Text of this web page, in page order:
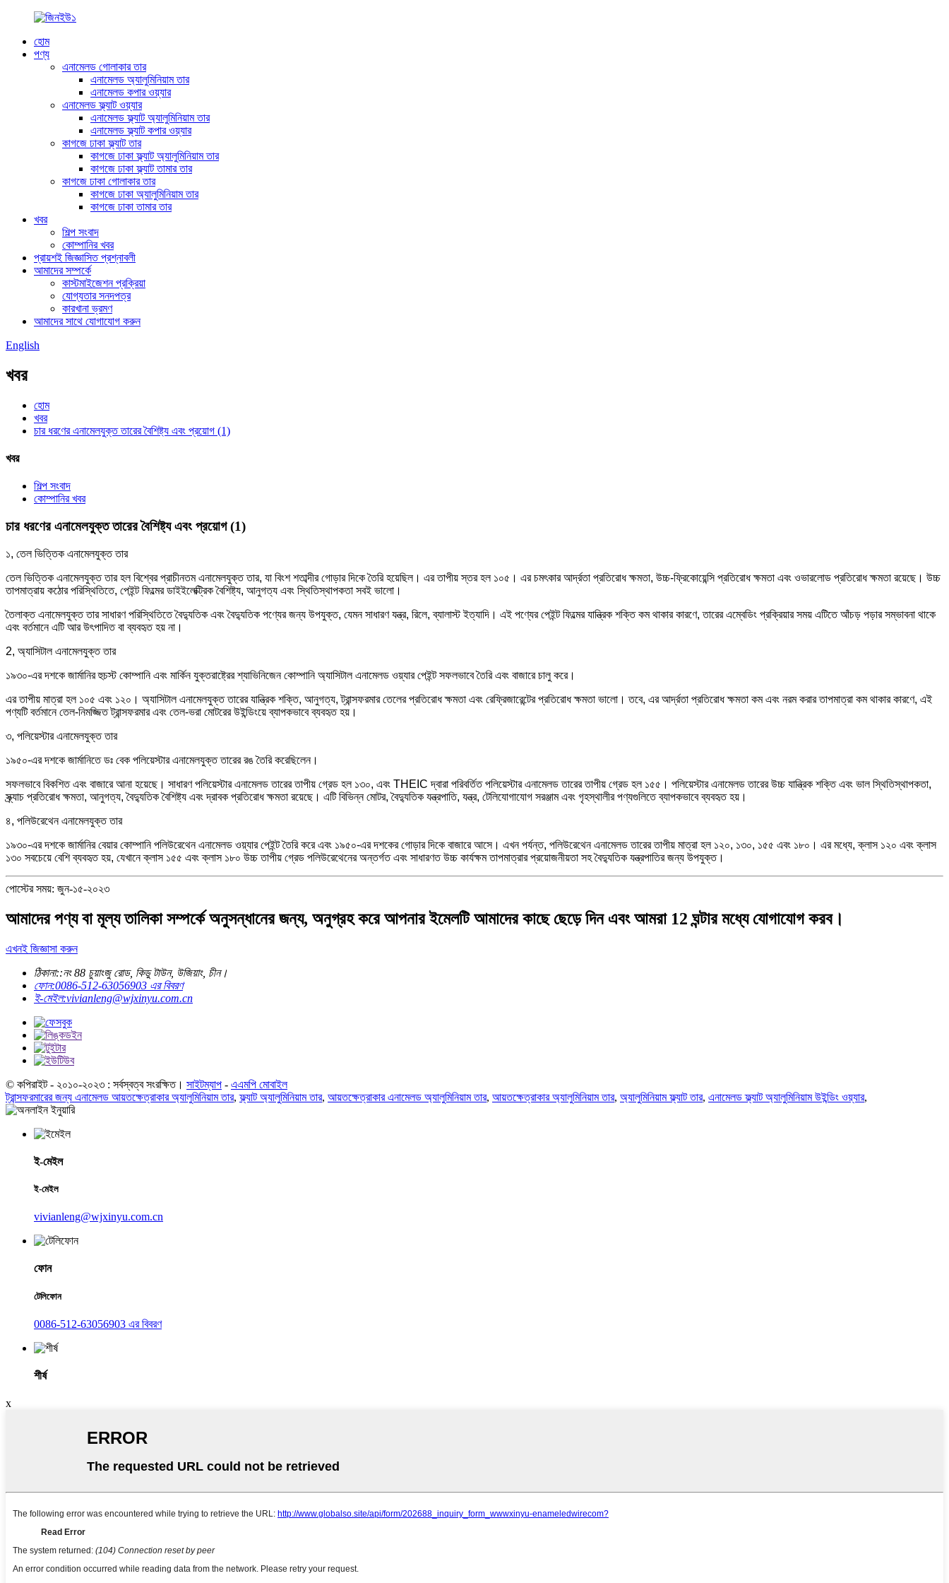
হোম
পণ্য
এনামেলড গোলাকার তার
এনামেলড অ্যালুমিনিয়াম তার
এনামেলড কপার ওয়্যার
এনামেলড ফ্ল্যাট ওয়্যার
এনামেলড ফ্ল্যাট অ্যালুমিনিয়াম তার
এনামেলড ফ্ল্যাট কপার ওয়্যার
কাগজে ঢাকা ফ্ল্যাট তার
কাগজে ঢাকা ফ্ল্যাট অ্যালুমিনিয়াম তার
কাগজে ঢাকা ফ্ল্যাট তামার তার
কাগজে ঢাকা গোলাকার তার
কাগজে ঢাকা অ্যালুমিনিয়াম তার
কাগজে ঢাকা তামার তার
খবর
শিল্প সংবাদ
কোম্পানির খবর
প্রায়শই জিজ্ঞাসিত প্রশ্নাবলী
আমাদের সম্পর্কে
কাস্টমাইজেশন প্রক্রিয়া
যোগ্যতার সনদপত্র
কারখানা ভ্রমণ
আমাদের সাথে যোগাযোগ করুন
English
খবর
হোম
খবর
চার ধরণের এনামেলযুক্ত তারের বৈশিষ্ট্য এবং প্রয়োগ (1)
খবর
শিল্প সংবাদ
কোম্পানির খবর
চার ধরণের এনামেলযুক্ত তারের বৈশিষ্ট্য এবং প্রয়োগ (1)
১, তেল ভিত্তিক এনামেলযুক্ত তার
তেল ভিত্তিক এনামেলযুক্ত তার হল বিশ্বের প্রাচীনতম এনামেলযুক্ত তার, যা বিংশ শতাব্দীর গোড়ার দিকে তৈরি হয়েছিল। এর তাপীয় স্তর হল ১০৫। এর চমৎকার আর্দ্রতা প্রতিরোধ ক্ষমতা, উচ্চ-ফ্রিকোয়েন্সি প্রতিরোধ ক্ষমতা এবং ওভারলোড প্রতিরোধ ক্ষমতা রয়েছে। উচ্চ
তাপমাত্রায় কঠোর পরিস্থিতিতে, পেইন্ট ফিল্মের ডাইইলেক্ট্রিক বৈশিষ্ট্য, আনুগত্য এবং স্থিতিস্থাপকতা সবই ভালো।
তৈলাক্ত এনামেলযুক্ত তার সাধারণ পরিস্থিতিতে বৈদ্যুতিক এবং বৈদ্যুতিক পণ্যের জন্য উপযুক্ত, যেমন সাধারণ যন্ত্র, রিলে, ব্যালাস্ট ইত্যাদি। এই পণ্যের পেইন্ট ফিল্মের যান্ত্রিক শক্তি কম থাকার কারণে, তারের এম্বেডিং প্রক্রিয়ার সময় এটিতে আঁচড় পড়ার সম্ভাবনা থাকে
এবং বর্তমানে এটি আর উৎপাদিত বা ব্যবহৃত হয় না।
2, অ্যাসিটাল এনামেলযুক্ত তার
১৯৩০-এর দশকে জার্মানির হুচস্ট কোম্পানি এবং মার্কিন যুক্তরাষ্ট্রের শ্যাভিনিজেন কোম্পানি অ্যাসিটাল এনামেলড ওয়্যার পেইন্ট সফলভাবে তৈরি এবং বাজারে চালু করে।
এর তাপীয় মাত্রা হল ১০৫ এবং ১২০। অ্যাসিটাল এনামেলযুক্ত তারের যান্ত্রিক শক্তি, আনুগত্য, ট্রান্সফরমার তেলের প্রতিরোধ ক্ষমতা এবং রেফ্রিজারেন্টের প্রতিরোধ ক্ষমতা ভালো। তবে, এর আর্দ্রতা প্রতিরোধ ক্ষমতা কম এবং নরম করার তাপমাত্রা কম থাকার কারণে, এই
পণ্যটি বর্তমানে তেল-নিমজ্জিত ট্রান্সফরমার এবং তেল-ভরা মোটরের উইন্ডিংয়ে ব্যাপকভাবে ব্যবহৃত হয়।
৩, পলিয়েস্টার এনামেলযুক্ত তার
১৯৫০-এর দশকে জার্মানিতে ডঃ বেক পলিয়েস্টার এনামেলযুক্ত তারের রঙ তৈরি করেছিলেন।
সফলভাবে বিকশিত এবং বাজারে আনা হয়েছে। সাধারণ পলিয়েস্টার এনামেলড তারের তাপীয় গ্রেড হল ১৩০, এবং THEIC দ্বারা পরিবর্তিত পলিয়েস্টার এনামেলড তারের তাপীয় গ্রেড হল ১৫৫। পলিয়েস্টার এনামেলড তারের উচ্চ যান্ত্রিক শক্তি এবং ভাল স্থিতিস্থাপকতা,
স্ক্র্যাচ প্রতিরোধ ক্ষমতা, আনুগত্য, বৈদ্যুতিক বৈশিষ্ট্য এবং দ্রাবক প্রতিরোধ ক্ষমতা রয়েছে। এটি বিভিন্ন মোটর, বৈদ্যুতিক যন্ত্রপাতি, যন্ত্র, টেলিযোগাযোগ সরঞ্জাম এবং গৃহস্থালীর পণ্যগুলিতে ব্যাপকভাবে ব্যবহৃত হয়।
৪, পলিউরেথেন এনামেলযুক্ত তার
১৯৩০-এর দশকে জার্মানির বেয়ার কোম্পানি পলিউরেথেন এনামেলড ওয়্যার পেইন্ট তৈরি করে এবং ১৯৫০-এর দশকের গোড়ার দিকে বাজারে আসে। এখন পর্যন্ত, পলিউরেথেন এনামেলড তারের তাপীয় মাত্রা হল ১২০, ১৩০, ১৫৫ এবং ১৮০। এর মধ্যে, ক্লাস ১২০ এবং ক্লাস
১৩০ সবচেয়ে বেশি ব্যবহৃত হয়, যেখানে ক্লাস ১৫৫ এবং ক্লাস ১৮০ উচ্চ তাপীয় গ্রেড পলিউরেথেনের অন্তর্গত এবং সাধারণত উচ্চ কার্যক্ষম তাপমাত্রার প্রয়োজনীয়তা সহ বৈদ্যুতিক যন্ত্রপাতির জন্য উপযুক্ত।
পোস্টের সময়: জুন-১৫-২০২৩
আমাদের পণ্য বা মূল্য তালিকা সম্পর্কে অনুসন্ধানের জন্য, অনুগ্রহ করে আপনার ইমেলটি আমাদের কাছে ছেড়ে দিন এবং আমরা 12 ঘন্টার মধ্যে যোগাযোগ করব।
এখনই জিজ্ঞাসা করুন
ঠিকানা::নং 88 চুয়াংজু রোড, কিডু টাউন, উজিয়াং, চীন।
ফোন:0086-512-63056903 এর বিবরণ
ই-মেইল:vivianleng@wjxinyu.com.cn
© কপিরাইট - ২০১০-২০২৩ : সর্বস্বত্ব সংরক্ষিত। সাইটম্যাপ - এএমপি মোবাইল
ট্রান্সফরমারের জন্য এনামেলড আয়তক্ষেত্রাকার অ্যালুমিনিয়াম তার,ফ্ল্যাট অ্যালুমিনিয়াম তার, আয়তক্ষেত্রাকার এনামেলড অ্যালুমিনিয়াম তার, আয়তক্ষেত্রাকার অ্যালুমিনিয়াম তার, অ্যালুমিনিয়াম ফ্ল্যাট তার, এনামেলড ফ্ল্যাট অ্যালুমিনিয়াম উইন্ডিং ওয়্যার,
ই-মেইল
ই-মেইল
vivianleng@wjxinyu.com.cn
ফোন
টেলিফোন
0086-512-63056903 এর বিবরণ
শীর্ষ
x